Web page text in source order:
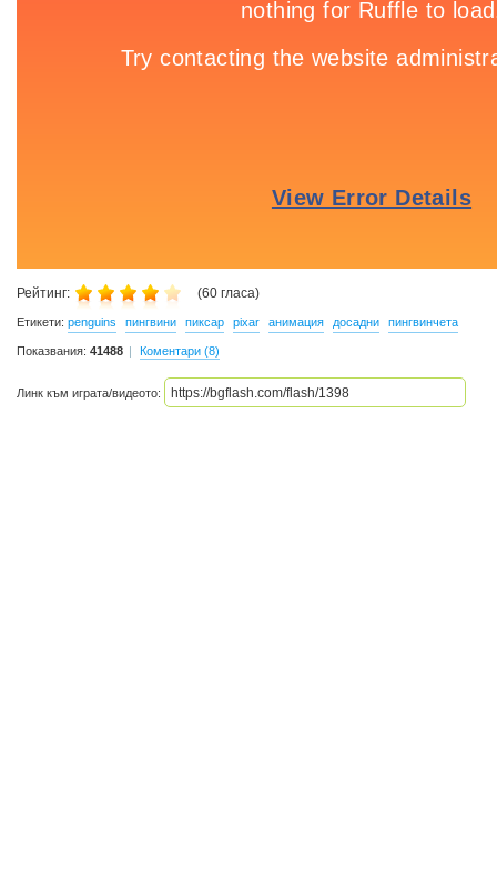
Рейтинг: (60 гласа)
Етикети: penguins пингвини пиксар pixar анимация досадни пингвинчета
Показвания: 41488 Коментари (8)
Линк към играта/видеото: